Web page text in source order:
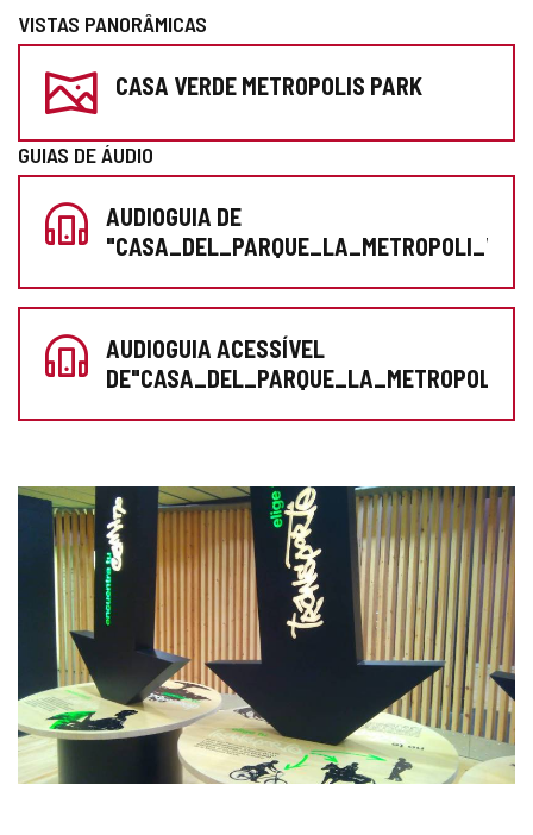
PREPARE
SUA
VISITA
VISTAS PANORÂMICAS
CASA VERDE METROPOLIS PARK
GUIAS DE ÁUDIO
AUDIOGUIA DE
AUDIOGUIA ACESSÍVEL
GALERIA
DE
IMAGENS